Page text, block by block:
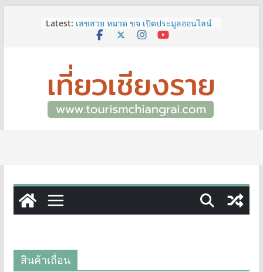
Latest: เลขสวย หมวด ขจ เปิดประมูลออนไลน์
แล้ววันนี้ เลขเด่น เลขมงคล ความหมาย
จ.เชียงราย ที่ไม่ควรพลาด!
12–16 ส.ค.นี้ เตรียมพบกับมหกรรมสุด
ยิ่งใหญ่แห่งปี “อุตสาหกรรมแฟร์ ล้านนา
ตะวันออก 2026”
ผู้ว่าฯ เชียงราย เยี่ยมชม “ป๊ะกาด Vol.2”
“Feel All the Feelings” เที่ยวให้สนุก
เก็บแสตมป์ครบ แล้วรับของที่ระลึกสุด
สินค้าเถื่อน